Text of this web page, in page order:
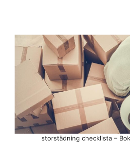
storstädning checklista –